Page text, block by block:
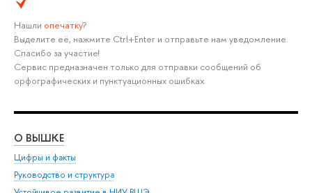
Нашли опечатку?
Выделите её, нажмите Ctrl+Enter и отправьте нам уведомление.
Спасибо за участие!
Сервис предназначен только для отправки сообщений об
орфографических и пунктуационных ошибках.
О ВЫШКЕ
Цифры и факты
Руководство и структура